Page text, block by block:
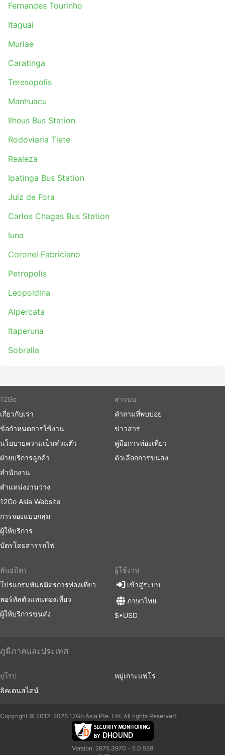
Fernandes Tourinho
Itaguai
Muriae
Caratinga
Teresopolis
Manhuacu
Ilheus Bus Station
Rodoviaria Tiete
Realeza
Ipatinga Bus Station
Juiz de Fora
Carlos Chagas Bus Station
Iuna
Coronel Fabriciano
Petropolis
Leopoldina
Alpercata
Itaperuna
Sobralia
12Go
เกี่ยวกับเรา
ข้อกำหนดการใช้งาน
นโยบายความเป็นส่วนตัว
ฝ่ายบริการลูกค้า
สำนักงาน
ตำแหน่งงานว่าง
12Go Asia Website
การจองแบบกลุ่ม
ผู้ให้บริการ
บัตรโดยสารรถไฟ
สารบบ
คำถามที่พบบ่อย
ข่าวสาร
คู่มือการท่องเที่ยว
ตัวเลือกการขนส่ง
พันธมิตร
โปรแกรมพันธมิตรการท่องเที่ยว
พอร์ทัลตัวแทนท่องเที่ยว
ผู้ให้บริการขนส่ง
ผู้ใช้งาน
เข้าสู่ระบบ
ภาษาไทย
$•USD
ภูมิภาคและประเทศ
ยุโรป
ลิคเตนสไตน์
หมู่เกาะแฟโร
Copyright © 2012-2026 12Go Asia Pte. Ltd. All rights Reserved.
Version: 2675.3970 - 5.0.559